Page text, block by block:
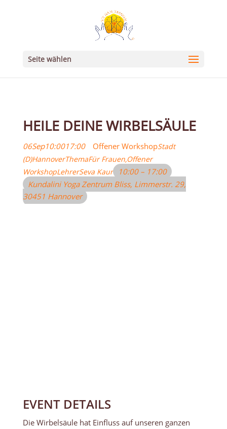
Seite wählen
HEILE DEINE WIRBELSÄULE
06Sep10:0017:00 Offener WorkshopStadt
(D)HannoverThemaFür Frauen,Offener
WorkshopLehrerSeva Kaur
10:00 – 17:00
Kundalini Yoga Zentrum Bliss, Limmerstr. 29,
30451 Hannover
EVENT DETAILS
Die Wirbelsäule hat Einfluss auf unseren ganzen